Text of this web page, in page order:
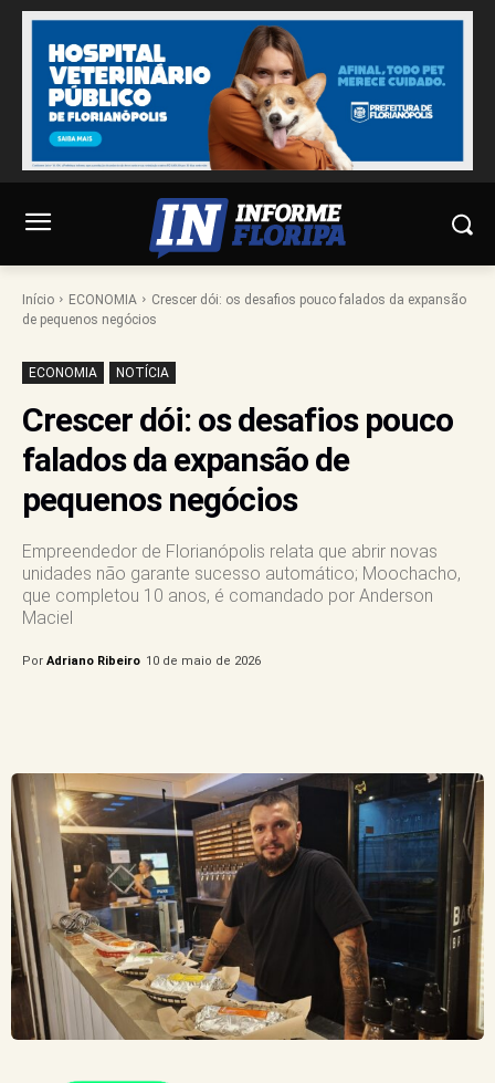
Início ECONOMIA
Crescer dói: os desafios pouco falados da expansão
de pequenos negócios
ECONOMIA NOTÍCIA
Crescer dói: os desafios pouco
falados da expansão de
pequenos negócios
Empreendedor de Florianópolis relata que abrir novas
unidades não garante sucesso automático; Moochacho,
que completou 10 anos, é comandado por Anderson
Maciel
Por Adriano Ribeiro 10 de maio de 2026